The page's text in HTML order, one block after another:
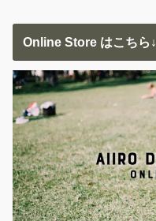
Online Store はこちら↓